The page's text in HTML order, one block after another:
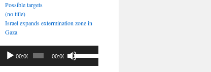
Possible targets
(no title)
Israel expands extermination zone in
Gaza
Audio
Player
00:00 00:00
Use
Up/Down
Arrow